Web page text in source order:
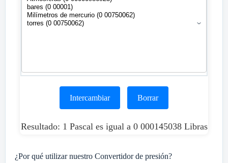
Intercambiar Borrar
Resultado: 1 Pascal es igual a 0 000145038 Libras
¿Por qué utilizar nuestro Convertidor de presión?